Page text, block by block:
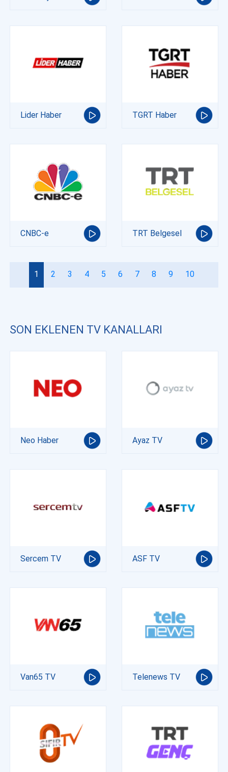
Lider Haber TGRT Haber
CNBC-e TRT Belgesel
1 2 3 4 5 6 7 8 9 10
SON EKLENEN TV KANALLARI
Neo Haber Ayaz TV
Sercem TV ASF TV
Van65 TV Telenews TV